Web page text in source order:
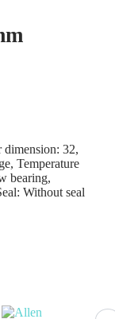
32,
Temperature
bearing,
Without seal